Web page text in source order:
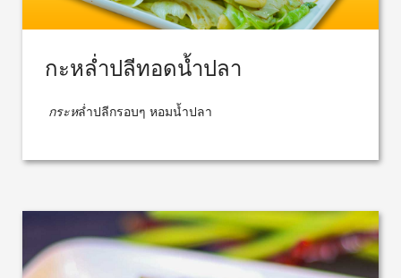
กะหล่ำปลีทอดน้ำปลา
กระหล่ำปลีกรอบๆ หอมน้ำปลา